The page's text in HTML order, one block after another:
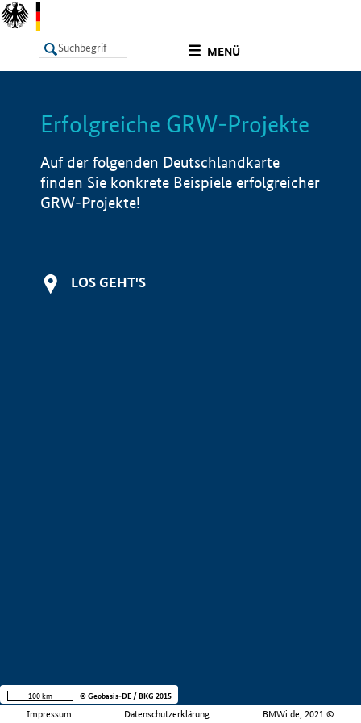
MENÜ
LISTE Info
Erfolgreiche GRW-Projekte
Auf der folgenden Deutschlandkarte
finden Sie konkrete Beispiele erfolgreicher
GRW-Projekte!
LOS GEHT'S
Impressum Datenschutzerklärung BMWi.de, 2021 ©
100 km © Geobasis-DE / BKG 2015